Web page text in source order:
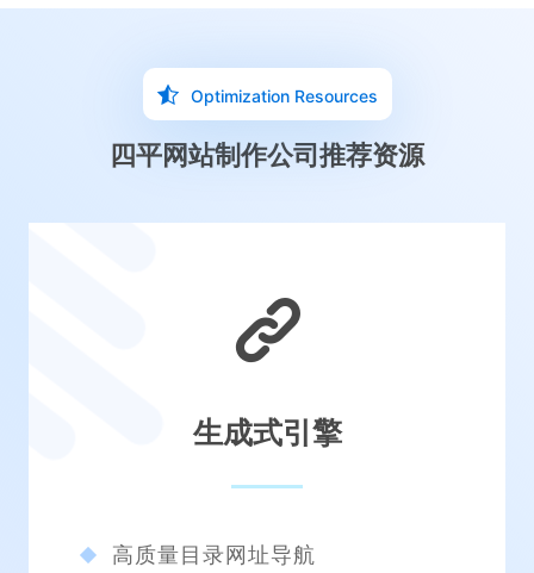
Optimization Resources
四平网站制作公司推荐资源
生成式引擎
高质量目录网址导航